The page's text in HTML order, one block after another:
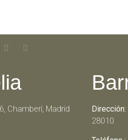
Chamberí, Madrid
Dirección:
28010